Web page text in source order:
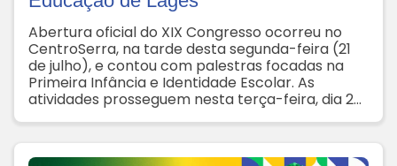
Abertura oficial do XIX Congresso ocorreu no
CentroSerra, na tarde desta segunda-feira (21
de julho), e contou com palestras focadas na
Primeira Infância e Identidade Escolar. As
atividades prosseguem nesta terça-feira, dia 22,